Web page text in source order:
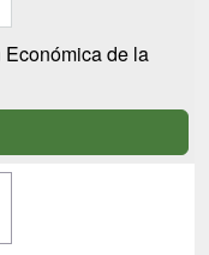
de la